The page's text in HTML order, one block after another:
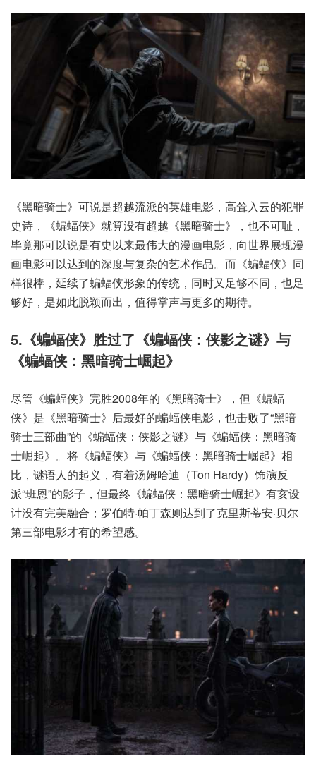
《黑暗骑士》可说是超越流派的英雄电影，高耸入云的犯罪
史诗，《蝙蝠侠》就算没有超越《黑暗骑士》，也不可耻，
毕竟那可以说是有史以来最伟大的漫画电影，向世界展现漫
画电影可以达到的深度与复杂的艺术作品。而《蝙蝠侠》同
样很棒，延续了蝙蝠侠形象的传统，同时又足够不同，也足
够好，是如此脱颖而出，值得掌声与更多的期待。
5.《蝙蝠侠》胜过了《蝙蝠侠：侠影之谜》与
《蝙蝠侠：黑暗骑士崛起》
尽管《蝙蝠侠》完胜2008年的《黑暗骑士》，但《蝙蝠
侠》是《黑暗骑士》后最好的蝙蝠侠电影，也击败了“黑暗
骑士三部曲”的《蝙蝠侠：侠影之谜》与《蝙蝠侠：黑暗骑
士崛起》。将《蝙蝠侠》与《蝙蝠侠：黑暗骑士崛起》相
比，谜语人的起义，有着汤姆哈迪（Ton Hardy）饰演反
派“班恩”的影子，但最终《蝙蝠侠：黑暗骑士崛起》有亥设
计没有完美融合；罗伯特·帕丁森则达到了克里斯蒂安·贝尔
第三部电影才有的希望感。